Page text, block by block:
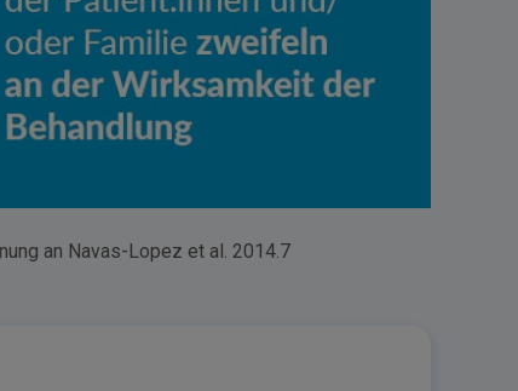
an Navas-Lopez et al. 2014.7